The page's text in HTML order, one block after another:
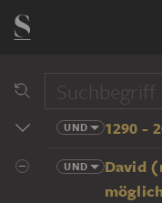
UND 1290 -
UND
David